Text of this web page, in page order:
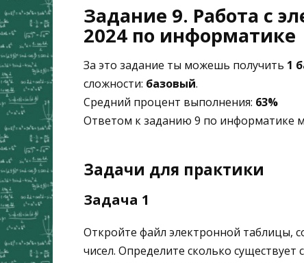
Задание 9. Работа с
2024 по информатике
За это задание ты можешь получить 1
сложности: базовый.
Средний процент выполнения: 63%
Ответом к заданию 9 по информатике
Задачи для практики
Задача 1
Откройте файл электронной таблицы,
чисел. Определите сколько